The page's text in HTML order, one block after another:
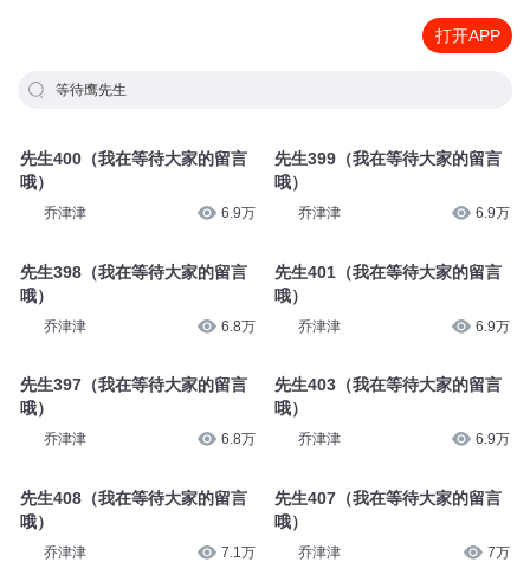
打开APP
等待鹰先生
先生400（我在等待大家的留言
哦）
乔津津 6.9万
先生398（我在等待大家的留言
哦）
乔津津 6.8万
先生397（我在等待大家的留言
哦）
乔津津 6.8万
先生408（我在等待大家的留言
哦）
乔津津 7.1万
先生399（我在等待大家的留言
哦）
乔津津 6.9万
先生401（我在等待大家的留言
哦）
乔津津 6.9万
先生403（我在等待大家的留言
哦）
乔津津 6.9万
先生407（我在等待大家的留言
哦）
乔津津 7万